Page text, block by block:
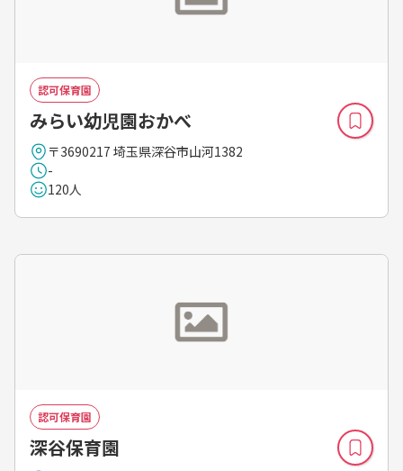
認可保育園
みらい幼児園おかべ
〒3690217 埼玉県深谷市山河1382
-
120人
認可保育園
深谷保育園